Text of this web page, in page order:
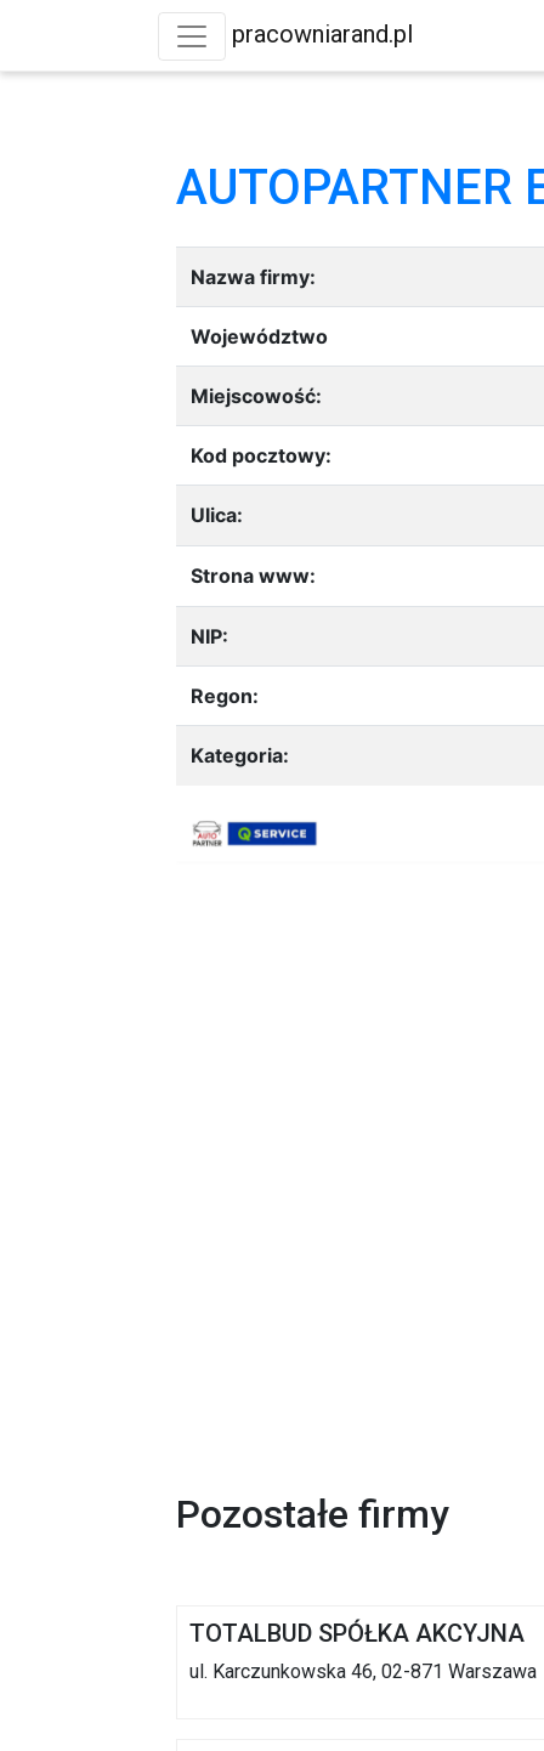
pracowniarand.pl
AUTOPARTNER
Nazwa firmy:
Województwo
Miejscowość:
Kod pocztowy:
Ulica:
Strona www:
NIP:
Regon:
Kategoria:
Pozostałe firmy
TOTALBUD SPÓŁKA AKCYJNA
ul. Karczunkowska 46, 02-871 Warszawa